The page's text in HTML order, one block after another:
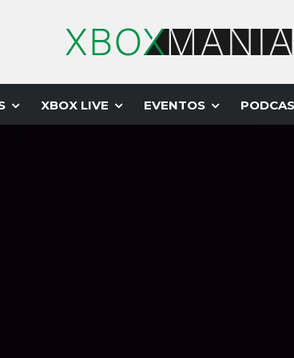
XBOX LIVE EVENTOS